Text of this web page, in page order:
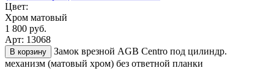
Цвет:
Хром матовый
1 800 руб.
Арт: 13068
В корзину
Замок врезной AGB Centro под цилиндр.
механизм (матовый хром) без ответной планки